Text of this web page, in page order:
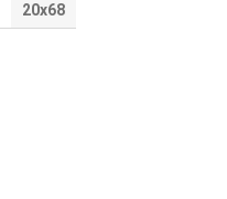
20х68